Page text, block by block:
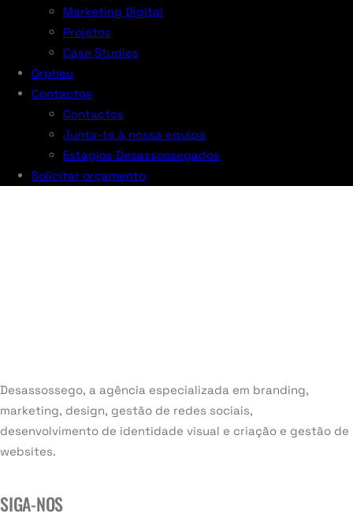
Marketing Digital
Projetos
Case Studies
Orpheu
Contactos
Contactos
Junta-te à nossa equipa
Estágios Desassossegados
Solicitar orçamento
Desassossego, a agência especializada em branding,
marketing, design, gestão de redes sociais,
desenvolvimento de identidade visual e criação e gestão de
websites.
SIGA-NOS